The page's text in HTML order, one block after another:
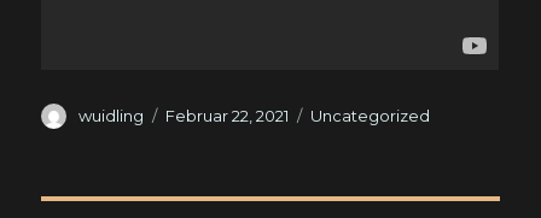
Autor
wuidling
Veröffentlicht
Februar 22, 2021 Kategorien
Uncategorized